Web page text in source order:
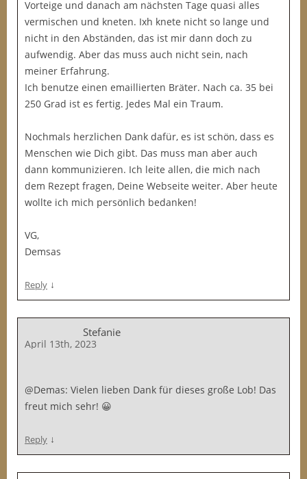
Vorteige und danach am nächsten Tage quasi alles
vermischen und kneten. Ixh knete nicht so lange und
nicht in den Abständen, das ist mir dann doch zu
aufwendig. Aber das muss auch nicht sein, nach
meiner Erfahrung.
Ich benutze einen emaillierten Bräter. Nach ca. 35 bei
250 Grad ist es fertig. Jedes Mal ein Traum.
Nochmals herzlichen Dank dafür, es ist schön, dass es
Menschen wie Dich gibt. Das muss man aber auch
dann kommunizieren. Ich leite allen, die mich nach
dem Rezept fragen, Deine Webseite weiter. Aber heute
wollte ich mich persönlich bedanken!
VG,
Demsas
Reply ↓
Stefanie
April 13th, 2023
@Demas: Vielen lieben Dank für dieses große Lob! Das
freut mich sehr! 😀
Reply ↓